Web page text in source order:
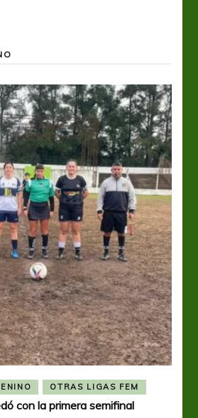
OTRAS LIGAS FEM
con la primera semifinal